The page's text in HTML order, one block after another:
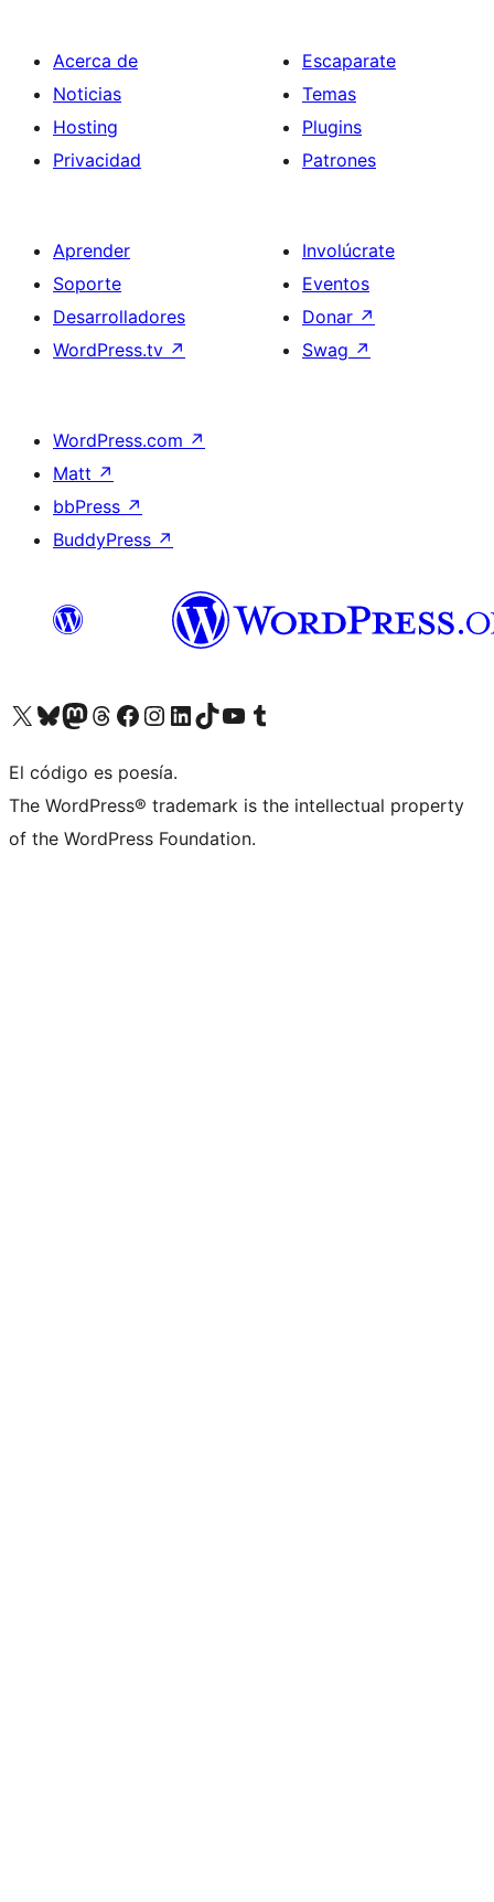
Acerca de
Noticias
Hosting
Privacidad
Escaparate
Temas
Plugins
Patrones
Aprender
Soporte
Desarrolladores
WordPress.tv ↗
Involúcrate
Eventos
Donar ↗
Swag ↗
WordPress.com ↗
Matt ↗
bbPress ↗
BuddyPress ↗
Visita nuestra cuenta de X (anteriormente Twitter)
Visita nuestra cuenta de Bluesky
Visita nuestra cuenta de Mastodon
Visita nuestra cuenta de Threads
Visita nuestra página de Facebook
Visita nuestra cuenta de Instagram
Visita nuestra cuenta de LinkedIn
Visita nuestra cuenta de TikTok
Visita nuestro canal de YouTube
Visita nuestra cuenta de Tumblr
El código es poesía.
The WordPress® trademark is the intellectual property
of the WordPress Foundation.